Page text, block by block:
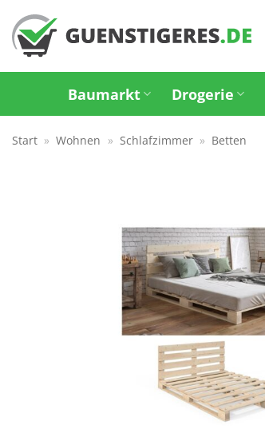
Zum
Inhalt
springen
Baumarkt Drogerie
Start » Wohnen » Schlafzimmer » Betten